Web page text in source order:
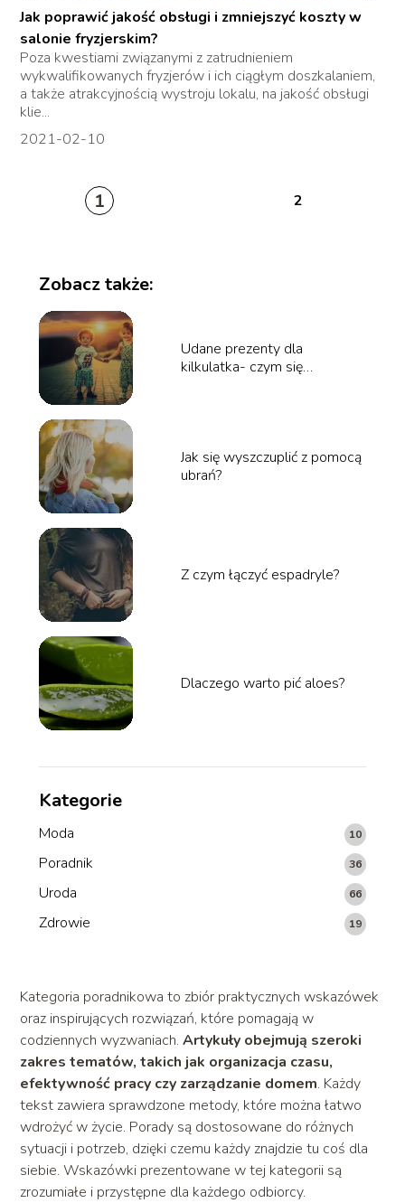
Jak poprawić jakość obsługi i zmniejszyć koszty w
salonie fryzjerskim?
Poza kwestiami związanymi z zatrudnieniem
wykwalifikowanych fryzjerów i ich ciągłym doszkalaniem,
a także atrakcyjnością wystroju lokalu, na jakość obsługi
klie...
2021-02-10
1 2
Zobacz także:
Udane prezenty dla
kilkulatka- czym się
Jak się wyszczuplić z pomocą
ubrań?
Z czym łączyć espadryle?
Dlaczego warto pić aloes?
Kategorie
Moda 10
Poradnik 36
Uroda 66
Zdrowie 19
Kategoria poradnikowa to zbiór praktycznych wskazówek
oraz inspirujących rozwiązań, które pomagają w
codziennych wyzwaniach.Artykuły obejmują szeroki
zakres tematów, takich jak organizacja czasu,
efektywność pracy czy zarządzanie domem. Każdy
tekst zawiera sprawdzone metody, które można łatwo
wdrożyć w życie. Porady są dostosowane do różnych
sytuacji i potrzeb, dzięki czemu każdy znajdzie tu coś dla
siebie. Wskazówki prezentowane w tej kategorii są
zrozumiałe i przystępne dla każdego odbiorcy.